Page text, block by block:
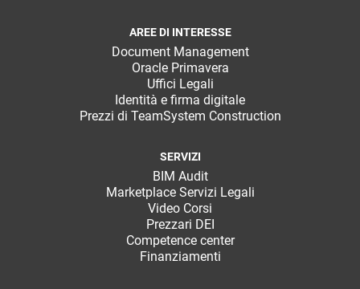
AREE DI INTERESSE
Document Management
Oracle Primavera
Uffici Legali
Identità e firma digitale
Prezzi di TeamSystem Construction
SERVIZI
BIM Audit
Marketplace Servizi Legali
Video Corsi
Prezzari DEI
Competence center
Finanziamenti